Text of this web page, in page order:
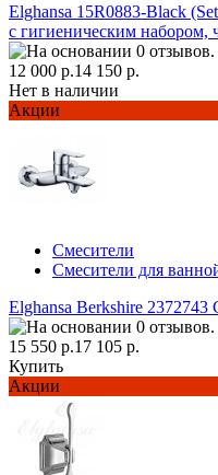
Elghansa 15R0883-Black
с гигиеническим набором,
12 000 р.14 150 р.
Нет в наличии
Акции
Смесители
Смесители для
Elghansa Berkshire
15 550 р.17 105 р.
Купить
Акции